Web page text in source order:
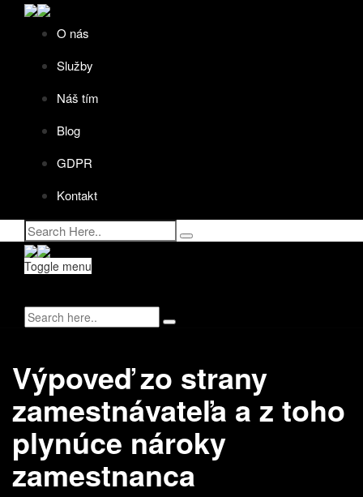
O nás
Služby
Náš tím
Blog
GDPR
Kontakt
Toggle menu
Výpoveď zo strany
zamestnávateľa a z toho
plynúce nároky
zamestnanca